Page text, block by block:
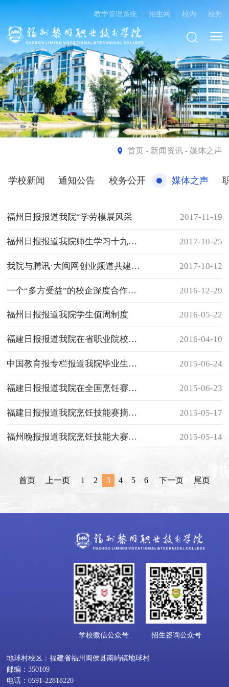
教学管理系统 · 招生网 · 校内 · 校外
首页- 新闻资讯 - 媒体之声
学校新闻 通知公告 校务公开 媒体之声
福州日报报道我院“学劳模展风采 2017-11-19
福州日报报道我院师生学习十九大精神 2017-10-25
我院与腾讯·大闽网创业频道共建双创基地 2017-10-12
一个“多方受益”的校企深度合作范本——中国教育报报道我院与五洲佳豪酒店的深度合作 2016-12-29
福州日报报道我院学生值周制度 2016-05-22
福建日报报道我院在省职业院校技能大赛中夺冠 2016-04-10
中国教育报专栏报道我院毕业生人气爆棚 2015-06-24
福建日报报道我院在全国烹饪赛中摘金夺银 2015-06-23
福建日报报道我院烹饪技能赛摘金夺银 2015-05-17
福州晚报报道我院烹饪技能大赛摘金 2015-05-14
首页 上一页 1 2 3 4 5 6 下一页 尾页
学校微信公众号 招生咨询公众号
地球村校区：福建省福州闽侯县南屿镇地球村
邮编：350109
电话：0591-22818220